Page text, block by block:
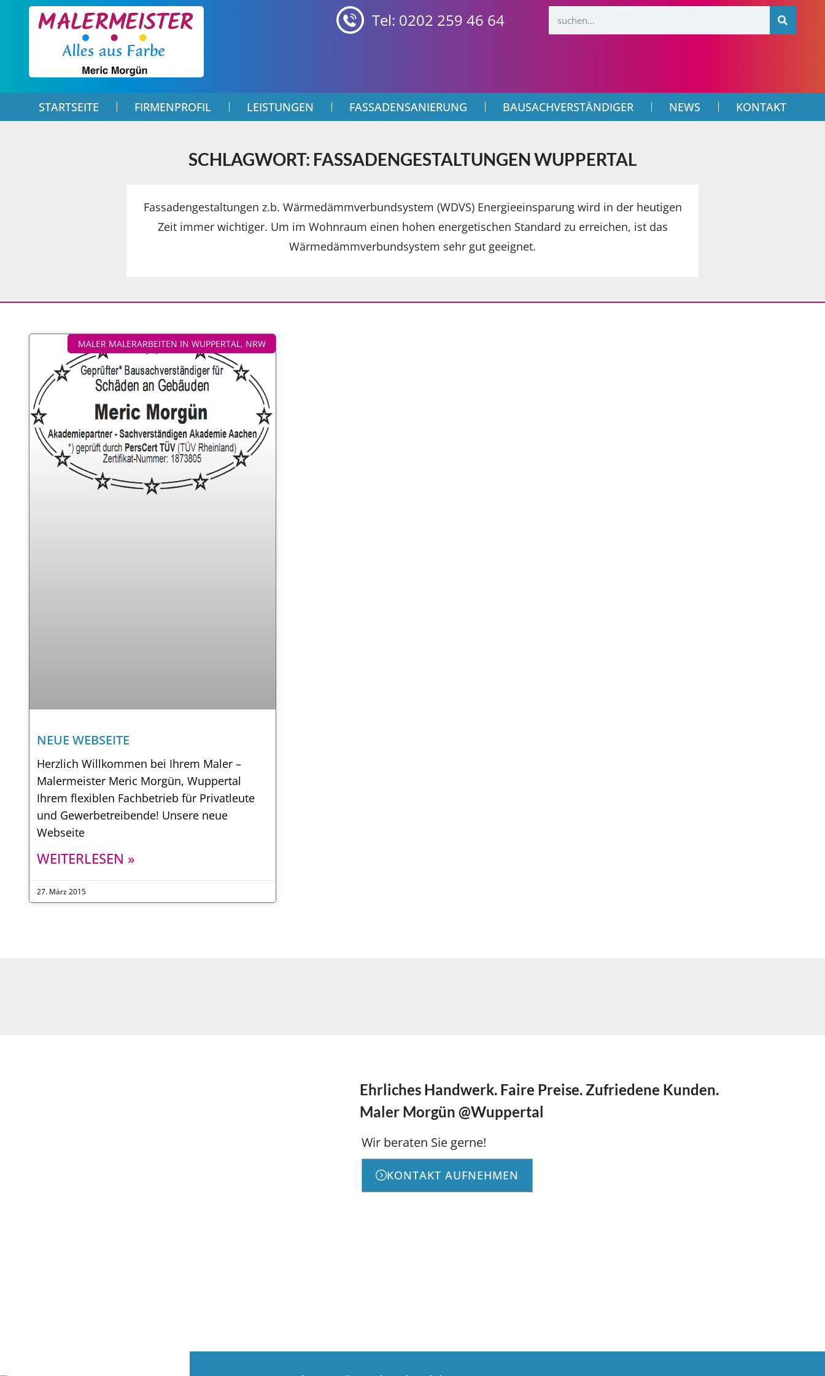
Tel: 0202 259 46 64
STARTSEITE FIRMENPROFIL LEISTUNGEN FASSADENSANIERUNG BAUSACHVERSTÄNDIGER NEWS KONTAKT
SCHLAGWORT: FASSADENGESTALTUNGEN WUPPERTAL
Fassadengestaltungen z.b. Wärmedämmverbundsystem (WDVS) Energieeinsparung wird in der heutigen
Zeit immer wichtiger. Um im Wohnraum einen hohen energetischen Standard zu erreichen, ist das
Wärmedämmverbundsystem sehr gut geeignet.
MALER MALERARBEITEN IN WUPPERTAL, NRW
NEUE WEBSEITE
Herzlich Willkommen bei Ihrem Maler –
Malermeister Meric Morgün, Wuppertal
Ihrem flexiblen Fachbetrieb für Privatleute
und Gewerbetreibende! Unsere neue
Webseite
WEITERLESEN »
27. März 2015
Ehrliches Handwerk. Faire Preise. Zufriedene Kunden.
Maler Morgün @Wuppertal
Wir beraten Sie gerne!
KONTAKT AUFNEHMEN